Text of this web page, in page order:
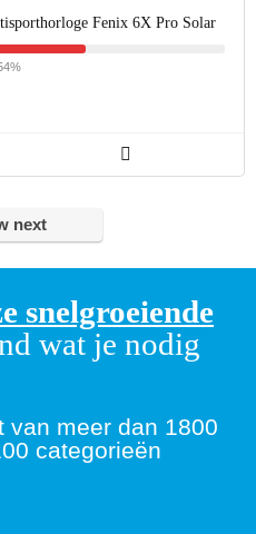
Fenix 6X Pro Solar
next
snelgroeiende
wat je nodig
van meer dan 1800
categorieën